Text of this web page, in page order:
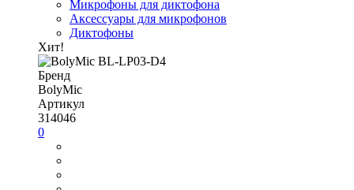
Микрофоны для диктофона
Аксессуары для микрофонов
Диктофоны
Хит!
Бренд
BolyMic
Артикул
314046
0